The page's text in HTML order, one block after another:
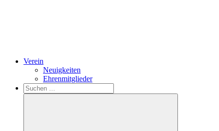
Verein
Neuigkeiten
Ehrenmitglieder
Search
Suchen
nach: